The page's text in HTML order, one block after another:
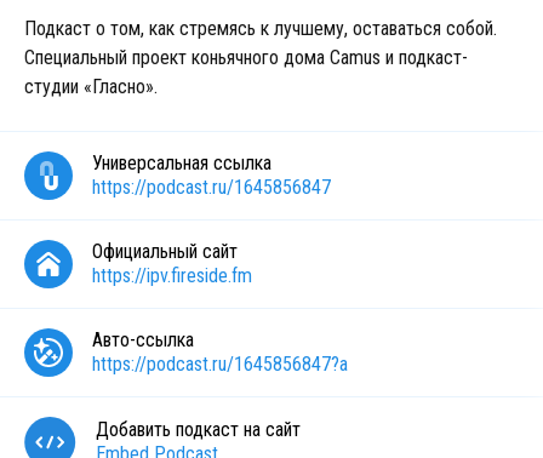
Подкаст о том, как стремясь к лучшему, оставаться собой.
Специальный проект коньячного дома Camus и подкаст-
студии «Гласно».
Универсальная ссылка
https://podcast.ru/1645856847
Официальный сайт
https://ipv.fireside.fm
Авто-ссылка
https://podcast.ru/1645856847?a
Добавить подкаст на сайт